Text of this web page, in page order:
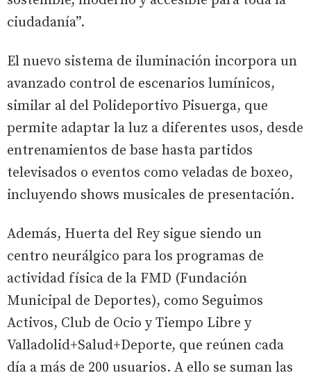
ciudadanía”.
El nuevo sistema de iluminación incorpora un
avanzado control de escenarios lumínicos,
similar al del Polideportivo Pisuerga, que
permite adaptar la luz a diferentes usos, desde
entrenamientos de base hasta partidos
televisados o eventos como veladas de boxeo,
incluyendo shows musicales de presentación.
Además, Huerta del Rey sigue siendo un
centro neurálgico para los programas de
actividad física de la FMD (Fundación
Municipal de Deportes), como Seguimos
Activos, Club de Ocio y Tiempo Libre y
Valladolid+Salud+Deporte, que reúnen cada
día a más de 200 usuarios. A ello se suman las